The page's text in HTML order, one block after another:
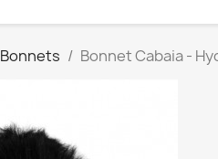
Bonnets Bonnet Cabaia -